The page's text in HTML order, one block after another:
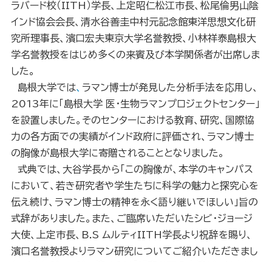
ラバード校（IITH）学長、上定昭仁松江市長、松尾倫男山陰
インド協会会長、清水谷善圭中村元記念館東洋思想文化研
究所理事長、濱口宏夫東京大学名誉教授、小林祥泰島根大
学名誉教授をはじめ多くの来賓及び本学関係者が出席しま
した。
島根大学では、 ラマン博士が発見した分析手法を応用し、
2013年に「島根大学 医・生物ラマンプロジェクトセンター」
を設置しました。そのセンターにおける教育、研究、国際協
力の各方面での実績がインド政府に評価され、ラマン博士
の胸像が島根大学に寄贈されることとなりました。
式典では、大谷学長から「この胸像が、本学のキャンパス
において、若き研究者や学生たちに科学の魅力と探究心を
伝え続け、ラマン博士の精神を永く語り継いでほしい」旨の
式辞がありました。また、ご臨席いただいたシビ・ジョージ
大使、上定市長、B.S ムルティIITH学長より祝辞を賜り、
濱口名誉教授よりラマン研究についてご紹介いただきまし